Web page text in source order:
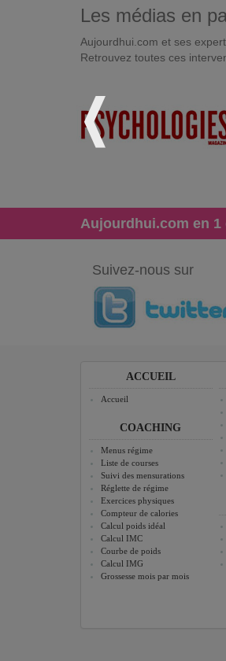
Les médias en
Aujourdhui.com et ses
Retrouvez toutes ces
Aujourdhui.com en 1
Suivez-nous sur
ACCUEIL
Accueil
COACHING
Menus régime
Liste de courses
Suivi des mensurations
Réglette de régime
Exercices physiques
Compteur de calories
Calcul poids idéal
Calcul IMC
Courbe de poids
Calcul IMG
Grossesse mois par mois